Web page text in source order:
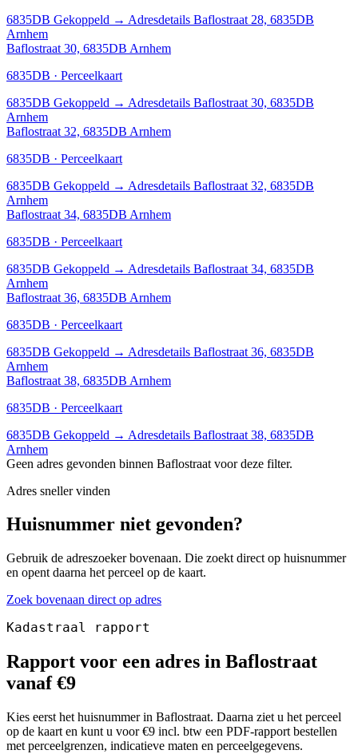
6835DB Gekoppeld → Adresdetails Baflostraat 28, 6835DB
Arnhem
Baflostraat 30, 6835DB Arnhem
6835DB · Perceelkaart
6835DB Gekoppeld → Adresdetails Baflostraat 30, 6835DB
Arnhem
Baflostraat 32, 6835DB Arnhem
6835DB · Perceelkaart
6835DB Gekoppeld → Adresdetails Baflostraat 32, 6835DB
Arnhem
Baflostraat 34, 6835DB Arnhem
6835DB · Perceelkaart
6835DB Gekoppeld → Adresdetails Baflostraat 34, 6835DB
Arnhem
Baflostraat 36, 6835DB Arnhem
6835DB · Perceelkaart
6835DB Gekoppeld → Adresdetails Baflostraat 36, 6835DB
Arnhem
Baflostraat 38, 6835DB Arnhem
6835DB · Perceelkaart
6835DB Gekoppeld → Adresdetails Baflostraat 38, 6835DB
Arnhem
Geen adres gevonden binnen Baflostraat voor deze filter.
Adres sneller vinden
Huisnummer niet gevonden?
Gebruik de adreszoeker bovenaan. Die zoekt direct op huisnummer
en opent daarna het perceel op de kaart.
Zoek bovenaan direct op adres
Kadastraal rapport
Rapport voor een adres in Baflostraat
vanaf €9
Kies eerst het huisnummer in Baflostraat. Daarna ziet u het perceel
op de kaart en kunt u voor €9 incl. btw een PDF-rapport bestellen
met perceelgrenzen, indicatieve maten en perceelgegevens.